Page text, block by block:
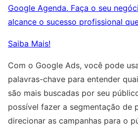
Google Agenda. Faça o seu
alcance o sucesso profissional
Saiba Mais!
Com o Google Ads, você pode
palavras-chave para entender
são mais buscadas por seu
possível fazer a segmentação de
direcionar as campanhas para o